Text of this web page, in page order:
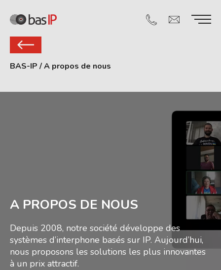
BAS-IP /A propos de nous
A PROPOS DE NOUS
Depuis 2008, notre société développe des
systèmes d’interphone basés sur IP. Aujourd’hui,
nous proposons les solutions les plus innovantes
à un prix attractif.